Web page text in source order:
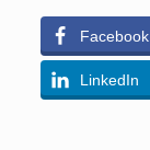
Facebook
LinkedIn